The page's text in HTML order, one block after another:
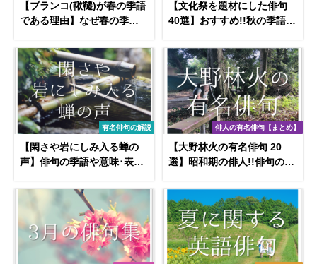
【ブランコ(鞦韆)が春の季語
である理由】なぜ春の季
説!!
【文化祭を題材にした俳句
40選】おすすめ!!秋の季語を
有名俳句の解説
【閑さや岩にしみ入る蝉の
声】俳句の季語や意味･表現
俳人の有名俳句【まとめ】
【大野林火の有名俳句 20
選】昭和期の俳人!!俳句の特
解説！